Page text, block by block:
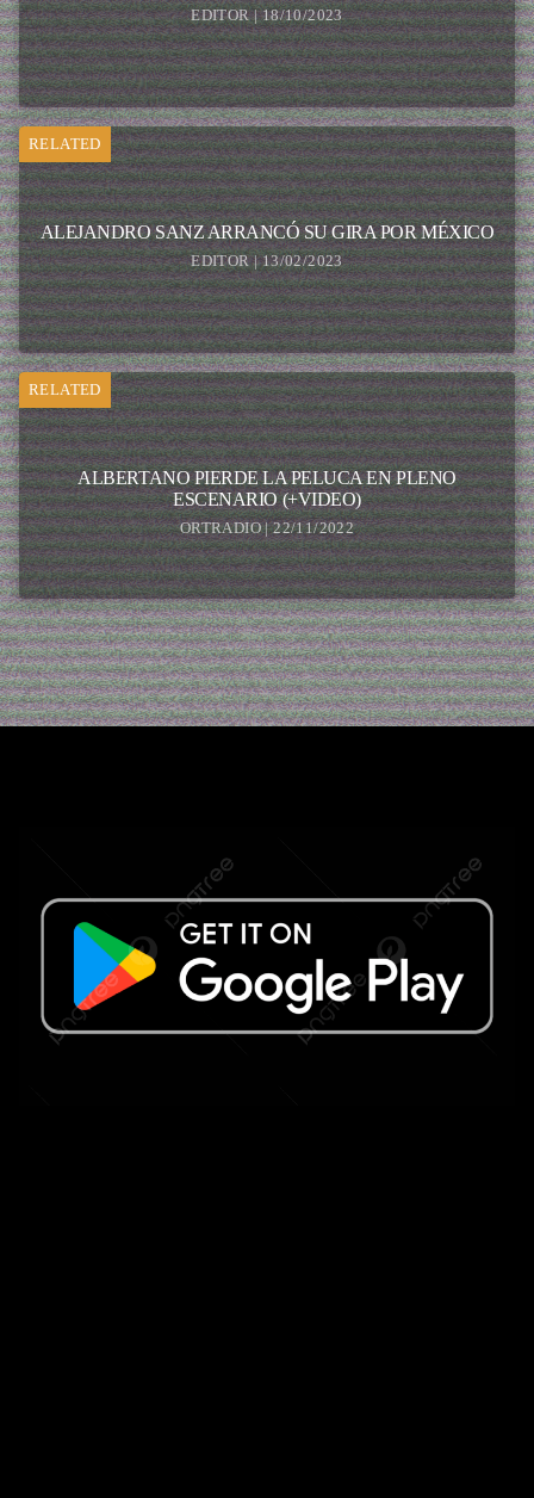
EDITOR | 18/10/2023
RELATED
ALEJANDRO SANZ ARRANCÓ SU GIRA POR MÉXICO
EDITOR | 13/02/2023
RELATED
ALBERTANO PIERDE LA PELUCA EN PLENO
ESCENARIO (+VIDEO)
ORTRADIO | 22/11/2022